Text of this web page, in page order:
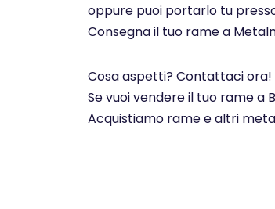
oppure puoi portarlo tu
Consegna il tuo rame a
Cosa aspetti? Contattaci ora!
Se vuoi vendere il tuo rame
Acquistiamo rame e altri